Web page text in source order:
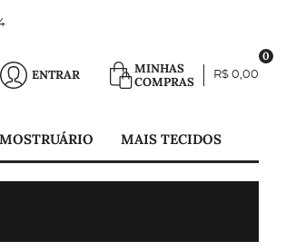
ENTRAR
MINHAS
COMPRAS
0
R$ 0,00
MOSTRUÁRIO MAIS TECIDOS